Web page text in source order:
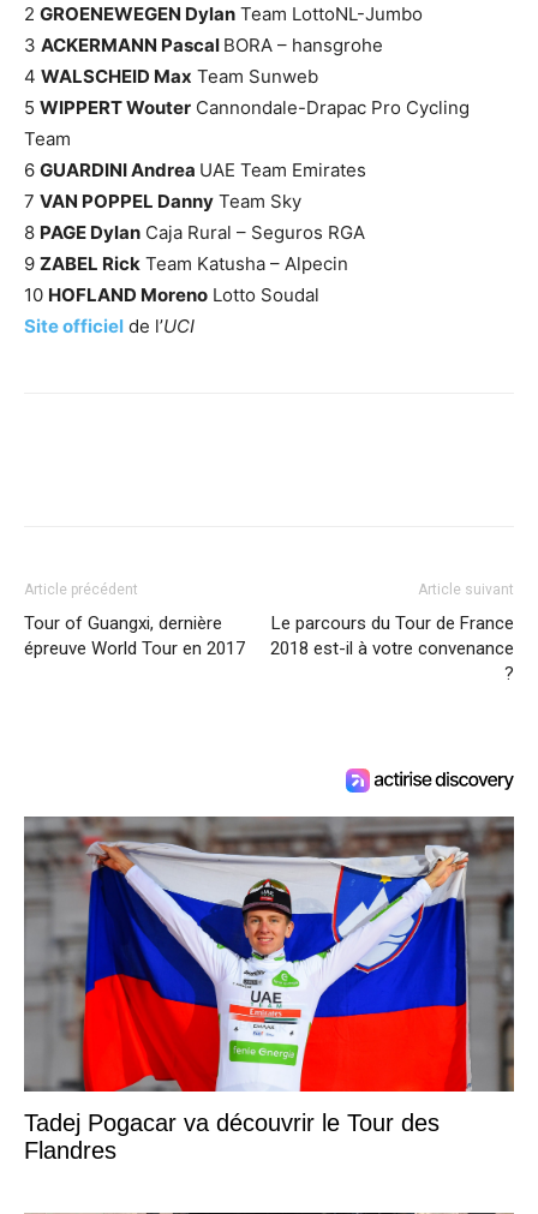
2 GROENEWEGEN Dylan Team LottoNL-Jumbo
3 ACKERMANN Pascal BORA – hansgrohe
4 WALSCHEID Max Team Sunweb
5 WIPPERT Wouter Cannondale-Drapac Pro Cycling
Team
6 GUARDINI Andrea UAE Team Emirates
7 VAN POPPEL Danny Team Sky
8 PAGE Dylan Caja Rural – Seguros RGA
9 ZABEL Rick Team Katusha – Alpecin
10 HOFLAND Moreno Lotto Soudal
Site officiel de l’UCI
Article précédent
Tour of Guangxi, dernière
épreuve World Tour en 2017
Article suivant
Le parcours du Tour de France
2018 est-il à votre convenance
?
Tadej Pogacar va découvrir le Tour des
Flandres